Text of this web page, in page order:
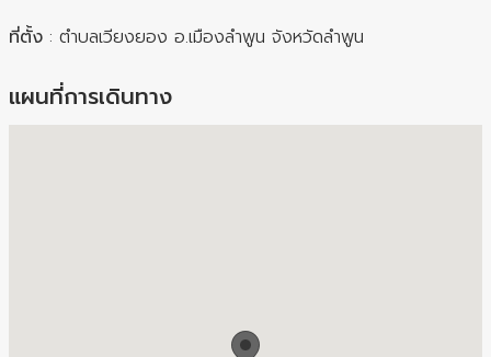
ที่ตั้ง : ตำบลเวียงยอง อ.เมืองลำพูน จังหวัดลำพูน
แผนที่การเดินทาง